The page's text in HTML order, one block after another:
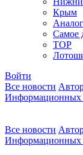
Крым
Самое
TOP
Войти
Все новости
Информационных
Все новости
Информационных